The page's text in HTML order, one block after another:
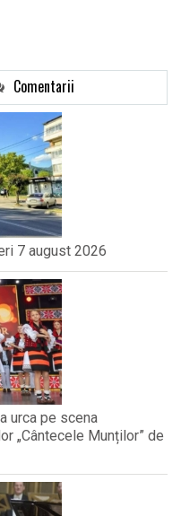
Comentarii
7 august 2026
urca pe scena
„Cântecele Munților” de